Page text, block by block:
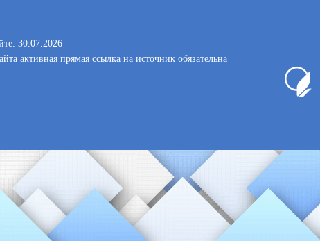
30.07.2026
активная прямая ссылка на источник обязательна